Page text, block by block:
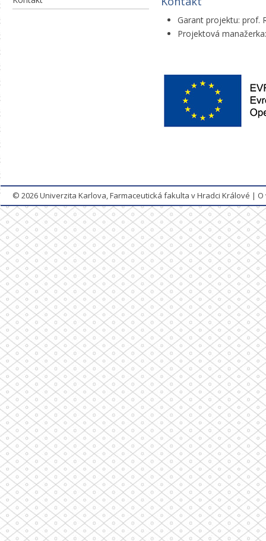
Garant projektu: prof.
Projektová
© 2026Univerzita Karlova, Farmaceutická fakulta v Hradci Králové |